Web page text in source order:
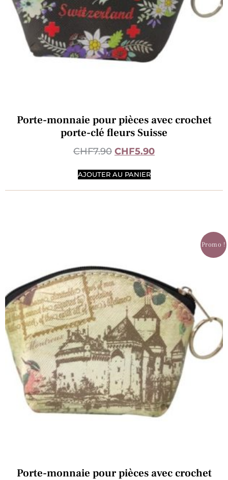
Porte-monnaie pour pièces avec crochet
porte-clé fleurs Suisse
CHF7.90 CHF5.90
AJOUTER AU PANIER
Promo !
Porte-monnaie pour pièces avec crochet